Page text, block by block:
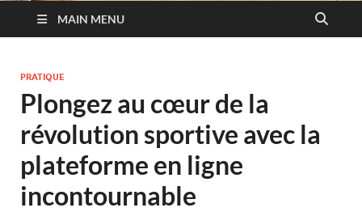
MAIN MENU
PRATIQUE
Plongez au cœur de la
révolution sportive avec la
plateforme en ligne
incontournable